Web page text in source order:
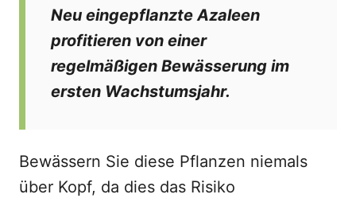
Neu eingepflanzte Azaleen
profitieren von einer
regelmäßigen Bewässerung im
ersten Wachstumsjahr.
Bewässern Sie diese Pflanzen niemals
über Kopf, da dies das Risiko